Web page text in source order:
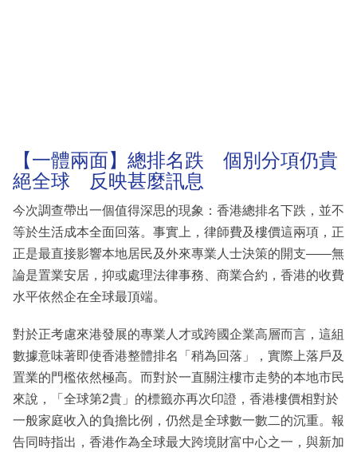
【一體兩面】總排名跌 個別分項仍貴
絕全球 反映甚麼訊息
今次調查帶出一個值得深思的現象：香港總排名下跌，並不
等於生活成本全面回落。事實上，律師費及樓價這兩項，正
正是最直接影響本地居民及外來專業人士決策的開支——無
論是置業安居，抑或處理法律事務、商業合約，香港的收費
水平依然企在全球最頂端。
對於正考慮來港發展的專業人才或跨國企業高層而言，這組
數據意味著即使香港整體排名「稍為回落」，實際上落戶及
置業的門檻依然極高。而對於一直關注樓市走勢的本地市民
來說，「全球第2貴」的標籤亦再次印證，香港樓價相對於
一般家庭收入的負擔比例，仍然是全球數一數二的沉重。報
告同時指出，香港作為全球最大跨境財富中心之一，與新加